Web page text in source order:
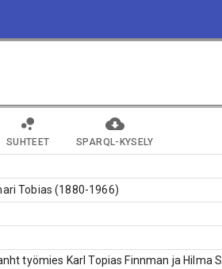
SUHTEET SPARQL-KYSELY
Tobias (1880-1966)
työmies Karl Topias Finnman ja Hilma